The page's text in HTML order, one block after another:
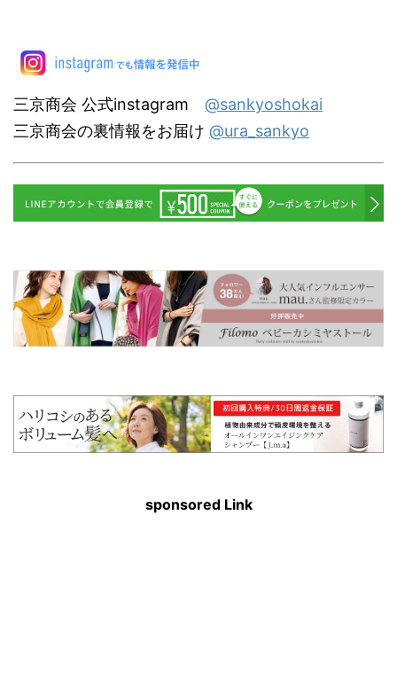
三京商会 公式instagram @sankyoshokai
三京商会の裏情報をお届け @ura_sankyo
sponsored Link